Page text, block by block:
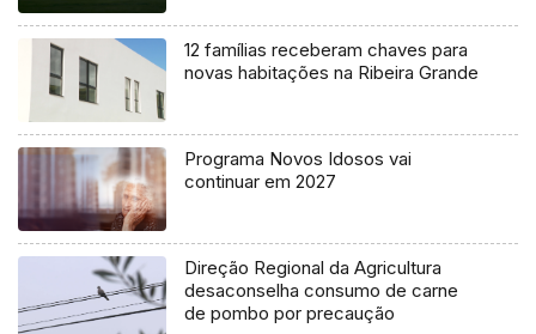
12 famílias receberam chaves para
novas habitações na Ribeira Grande
Programa Novos Idosos vai
continuar em 2027
Direção Regional da Agricultura
desaconselha consumo de carne
de pombo por precaução